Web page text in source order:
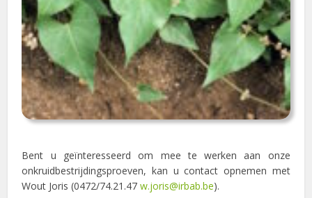
Bent u geïnteresseerd om mee te werken aan onze
onkruidbestrijdingsproeven, kan u contact opnemen met
Wout Joris (0472/74.21.47w.joris@irbab.be).